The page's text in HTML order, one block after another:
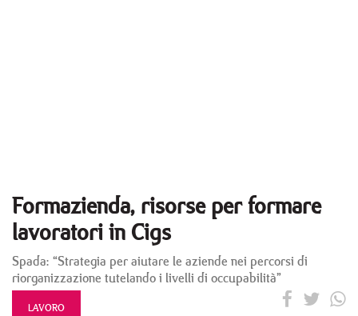
Formazienda, risorse per formare
lavoratori in Cigs
Spada: “Strategia per aiutare le aziende nei percorsi di
riorganizzazione tutelando i livelli di occupabilità”
LAVORO